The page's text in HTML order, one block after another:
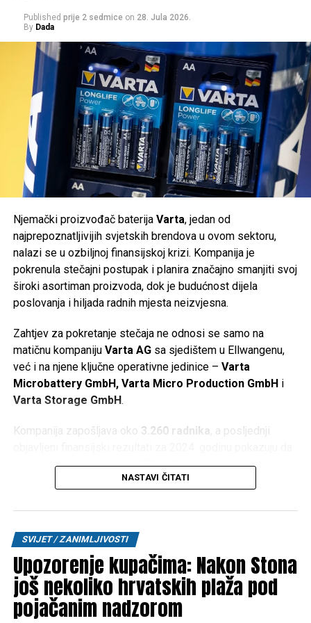
Za N-um.com piše:Nedim Botić
akos.ba
Share Post
Share
Tweet Share
Mail
Tweet Share
Mail
Published prije 2 sedmice on 28. Jula 2026.
By Dada
Njemački proizvođač baterija Varta, jedan od
najprepoznatljivijih svjetskih brendova u ovom sektoru,
nalazi se u ozbiljnoj finansijskoj krizi. Kompanija je
pokrenula stečajni postupak i planira značajno smanjiti svoj
široki asortiman proizvoda, dok je budućnost dijela
poslovanja i hiljada radnih mjesta neizvjesna.
Zahtjev za pokretanje stečaja ne odnosi se samo na
matičnu kompaniju Varta AGsa sjedištem u Ellwangenu,
već i na njene ključne operativne jedinice – Varta
Microbattery GmbH, Varta Micro Production GmbH i
Varta Storage GmbH.
Kompanija zapošljava oko 3.260 radnika , a posljednji
je ostvarila prihod veći od790 miliona eura, ali i gubitak
64,5 miliona eura.
Gubitak Applea i zatvaranje fabrike
Jedan od najvećih udaraca za Vartu bio je gubitak
kompanijeApplekao ključnog kupca. Fabrika u bavarskom
Nördlingenu, u kojoj radi oko350 zaposlenih, trebala bi
biti zatvorena ove jeseni. Do novembra će se tamo još
proizvoditi dugmaste baterije za Appleove bežične
NASTAVI ČITATI
SVIJET / ZANIMLJIVOSTI
Upozorenje kupačima: Nakon Stona
još nekoliko hrvatskih plaža pod
pojačanim nadzorom